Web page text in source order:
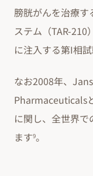
膀胱がんを治療
ステム（TAR-
に注入する第I相
なお2008年、
Pharmaceuticals
に関し、全世界
ます9。